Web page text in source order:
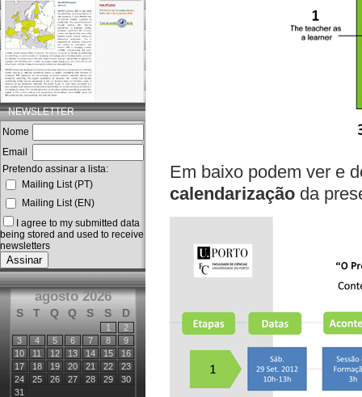
Em baixo podem ver e
calendarização da
NEWSLETTER
Nome
Email
Pretendo assinar a lista:
Mailing List (PT)
Mailing List (EN)
I agree to my submitted data
being stored and used to receive
newsletters
agosto 2026
S T Q Q S S D
1
2
3
4 5 6 7 8
9
10
11 12 13 14 15
16
17
18 19 20 21 22
23
24
25 26 27 28 29
30
31